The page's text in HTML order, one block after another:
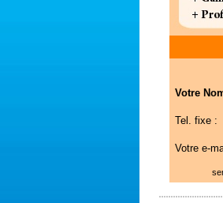
Votre
Tel. fixe :
Votre e-